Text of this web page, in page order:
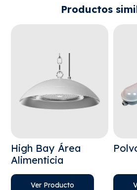
Productos
High Bay Área
Alimenticia
Ver Producto